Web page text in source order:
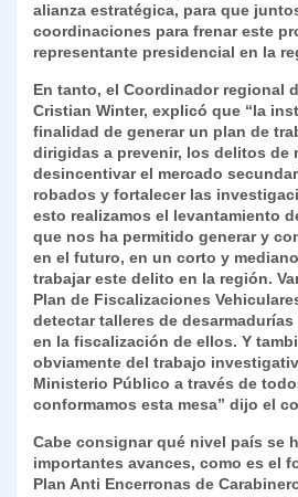
alianza estratégica, para que
coordinaciones para frenar este
representante presidencial en la
En tanto, el Coordinador regional
Cristian Winter, explicó que “la
finalidad de generar un plan de
dirigidas a prevenir, los delitos de
desincentivar el mercado
robados y fortalecer las
esto realizamos el levantamiento
que nos ha permitido generar y
en el futuro, en un corto y
trabajar este delito en la región.
Plan de Fiscalizaciones
detectar talleres de
en la fiscalización de ellos. Y
obviamente del trabajo
Ministerio Público a través de
conformamos esta mesa” dijo el
Cabe consignar qué nivel país se
importantes avances, como es el
Plan Anti Encerronas de